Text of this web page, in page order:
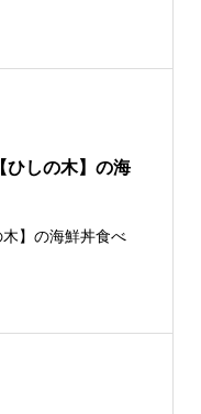
ひしの木】の海
】の海鮮丼食べ